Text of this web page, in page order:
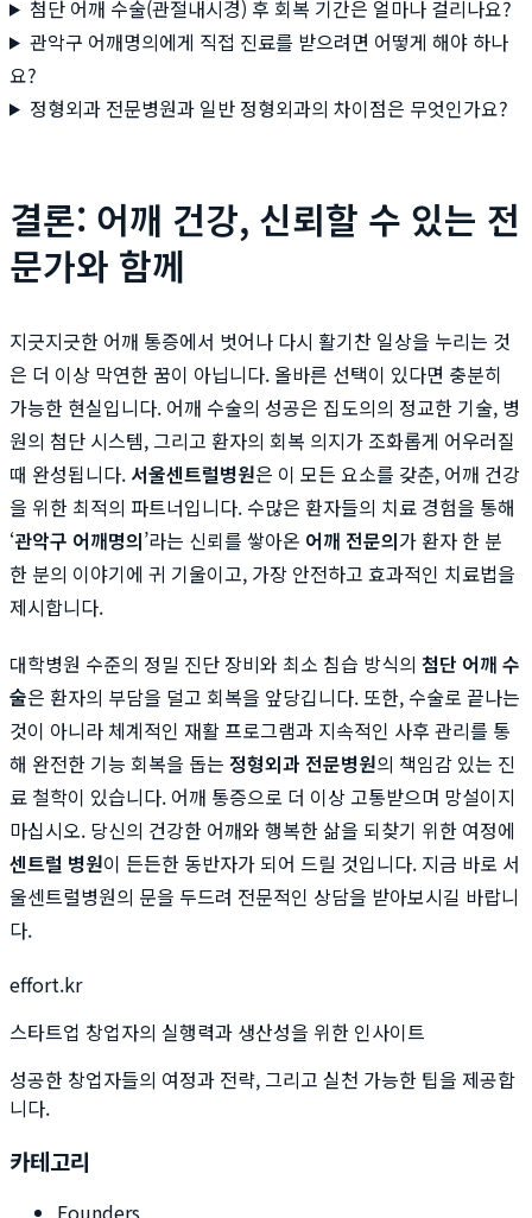
첨단 어깨 수술(관절내시경) 후 회복 기간은 얼마나 걸리나요?
관악구 어깨명의에게 직접 진료를 받으려면 어떻게 해야 하나
요?
정형외과 전문병원과 일반 정형외과의 차이점은 무엇인가요?
결론: 어깨 건강, 신뢰할 수 있는 전
문가와 함께
지긋지긋한 어깨 통증에서 벗어나 다시 활기찬 일상을 누리는 것
은 더 이상 막연한 꿈이 아닙니다. 올바른 선택이 있다면 충분히
가능한 현실입니다. 어깨 수술의 성공은 집도의의 정교한 기술, 병
원의 첨단 시스템, 그리고 환자의 회복 의지가 조화롭게 어우러질
때 완성됩니다. 서울센트럴병원은 이 모든 요소를 갖춘, 어깨 건강
을 위한 최적의 파트너입니다. 수많은 환자들의 치료 경험을 통해
‘관악구 어깨명의’라는 신뢰를 쌓아온 어깨 전문의가 환자 한 분
한 분의 이야기에 귀 기울이고, 가장 안전하고 효과적인 치료법을
제시합니다.
대학병원 수준의 정밀 진단 장비와 최소 침습 방식의 첨단 어깨 수
술은 환자의 부담을 덜고 회복을 앞당깁니다. 또한, 수술로 끝나는
것이 아니라 체계적인 재활 프로그램과 지속적인 사후 관리를 통
해 완전한 기능 회복을 돕는 정형외과 전문병원의 책임감 있는 진
료 철학이 있습니다. 어깨 통증으로 더 이상 고통받으며 망설이지
마십시오. 당신의 건강한 어깨와 행복한 삶을 되찾기 위한 여정에
센트럴 병원이 든든한 동반자가 되어 드릴 것입니다. 지금 바로 서
울센트럴병원의 문을 두드려 전문적인 상담을 받아보시길 바랍니
다.
effort.kr
스타트업 창업자의 실행력과 생산성을 위한 인사이트
성공한 창업자들의 여정과 전략, 그리고 실천 가능한 팁을 제공합
니다.
카테고리